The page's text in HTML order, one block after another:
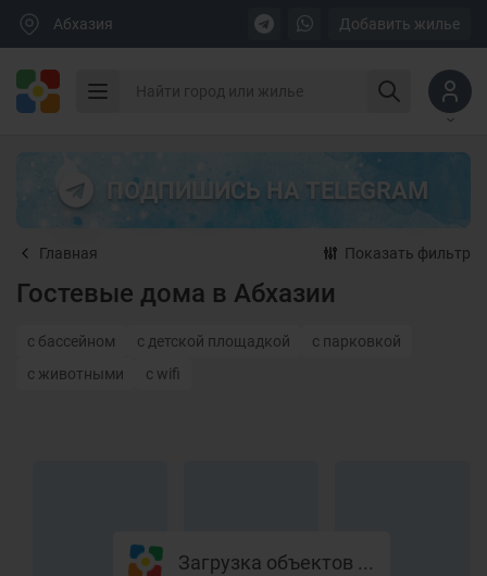
Абхазия Добавить жилье
ПОДПИШИСЬ НА TELEGRAM
Главная Показать фильтр
Гостевые дома в Абхазии
с бассейном с детской площадкой
с парковкой
с животными
с wifi
Загрузка объектов ...